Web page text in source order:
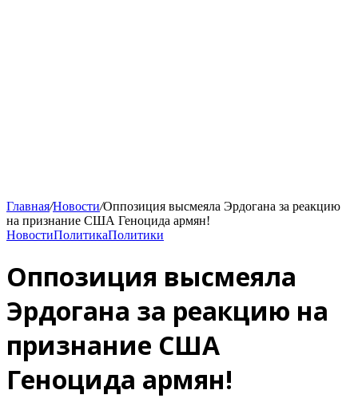
Главная/Новости/Оппозиция высмеяла Эрдогана за реакцию
на признание США Геноцида армян!
НовостиПолитикаПолитики
Оппозиция высмеяла
Эрдогана за реакцию на
признание США
Геноцида армян!